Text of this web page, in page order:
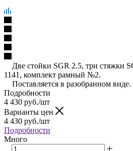
Две стойки SGR 2.5, три стяжки
1141, комплект рамный №2.
Поставляется в разобранном виде.
Подробности
4 430 руб./шт
Варианты цен
4 430 руб./шт
Подробности
Много